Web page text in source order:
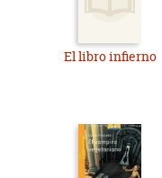
El libro infierno